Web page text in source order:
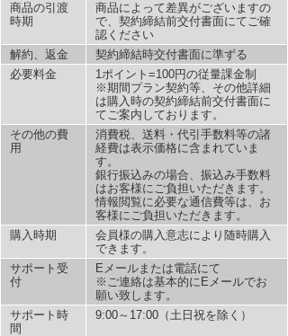
商品の引渡
時期
商品によって差異がございますの
で、契約締結前交付書面にてご確
認ください
解約、返金
契約締結時交付書面に準ずる
必要料金
1ポイント=100円の従量課金制
※期間プラン契約等、その他詳細
は購入時の契約締結前交付書面に
てご案内しております。
その他の費
用
消費税、送料・代引手数料等の諸
経費は表示価格に含まれていま
す。
銀行振込みの場合、振込み手数料
はお客様にご負担いただきます。
情報閲覧に必要な通信費等は、お
客様にご負担いただきます。
購入時期
会員様の購入意志により随時購入
できます。
サポート受
付
Eメールまたは電話にて
※ご連絡は基本的にEメールでお
願い致します。
サポート時
間
9:00～17:00（土日祝を除く）